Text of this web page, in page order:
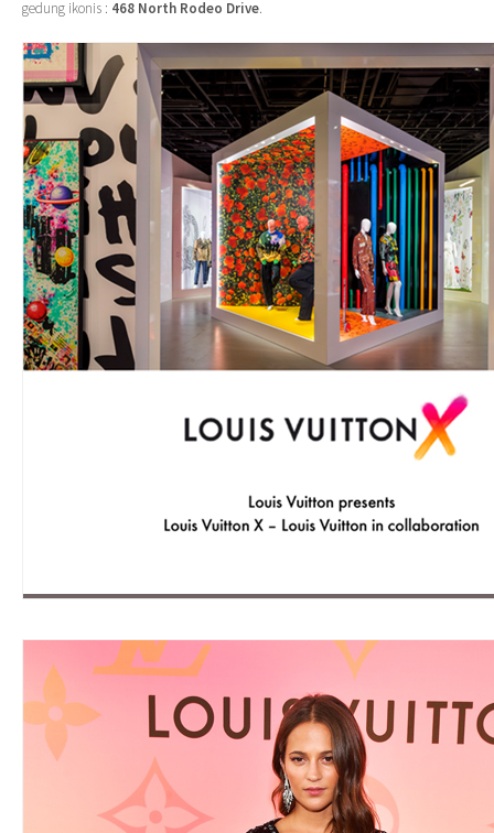
gedung ikonis : 468 North Rodeo Drive.